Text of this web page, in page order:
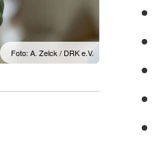
Foto: A. Zelck / DRK e.V.